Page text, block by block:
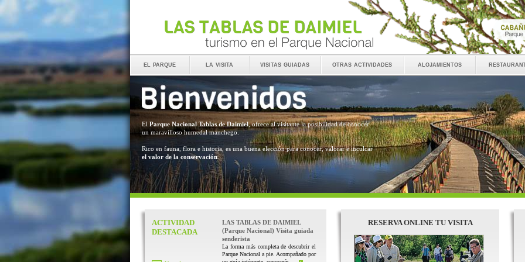
el parque la visita visitas guiadas otras actividades alojamientos
El Parque Nacional Tablas de Daimiel, ofrece al visitante la posibilidad de conocer
un maravilloso humedal manchego.
Rico en fauna, flora e historia, es una buena elección para conocer, valorar e inculcar
el valor de la conservación.
ACTIVIDAD
DESTACADA
LAS TABLAS DE DAIMIEL
(Parque Nacional) Visita guiada
senderista
La forma más completa de descubrir el
Parque Nacional a pie. Acompañado por
RESERVA ONLINE TU VISITA